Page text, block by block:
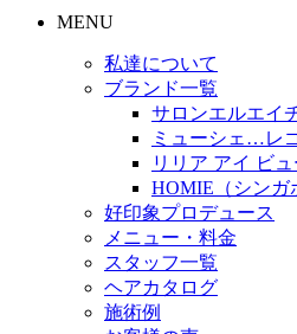
MENU
私達について
ブランド一覧
サロンエルエイ
ミューシェ…レ
リリア アイ ビ
HOMIE（シンガ
好印象プロデュース
メニュー・料金
スタッフ一覧
ヘアカタログ
施術例